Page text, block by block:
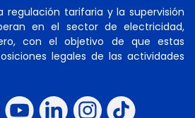
regulación tarifaria y la supervisión
en el sector de electricidad,
con el objetivo de que estas
legales de las actividades